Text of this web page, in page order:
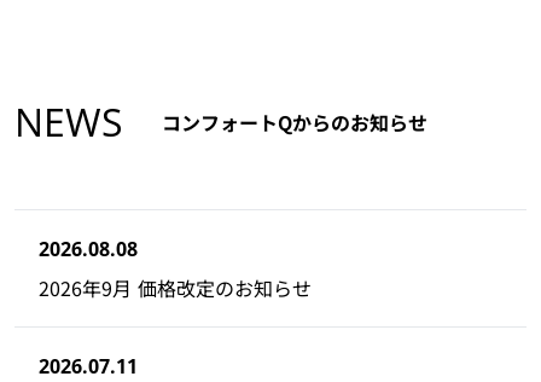
NEWS コンフォートQからのお知らせ
2026.08.08
2026年9月 価格改定のお知らせ
2026.07.11